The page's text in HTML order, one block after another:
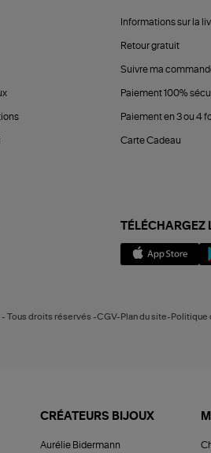
Informations sur la
Retour gratuit
Suivre ma
Paiement 100%
Paiement en 3 ou 4
Carte Cadeau
TÉLÉCHARGEZ
Tous droits réservés -CGV-Plan du site-
CRÉATEURS BIJOUX
Aurélie Bidermann